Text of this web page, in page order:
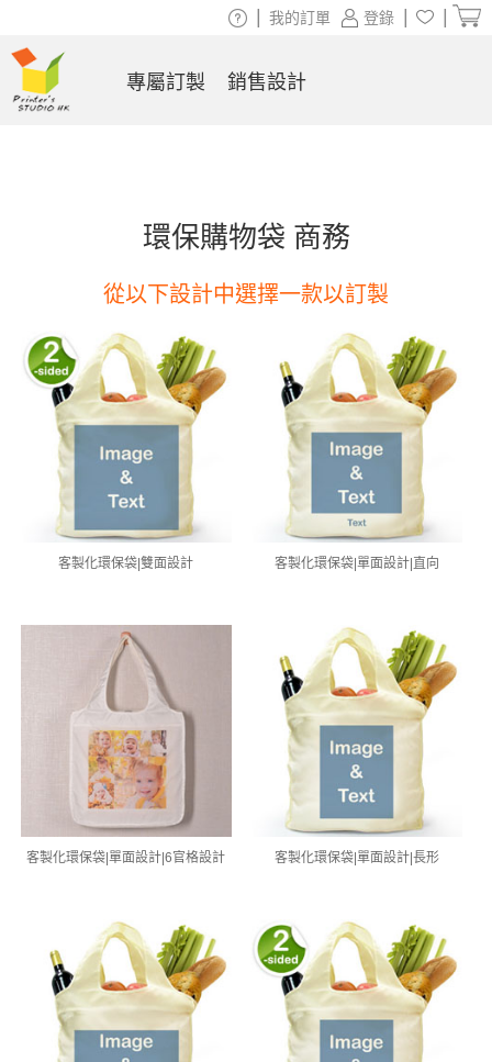
環保購物袋 商務
從以下設計中選擇一款以訂製
客製化環保袋|雙面設計 客製化環保袋|單面設計|直向
客製化環保袋|單面設計|6官格設計 客製化環保袋|單面設計|長形
登錄
我的訂單
專屬訂製 銷售設計